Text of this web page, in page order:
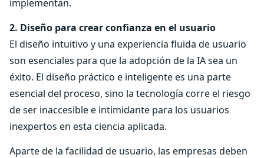
implementan.
2. Diseño para crear confianza en el usuario
El diseño intuitivo y una experiencia fluida de usuario
son esenciales para que la adopción de la IA sea un
éxito. El diseño práctico e inteligente es una parte
esencial del proceso, sino la tecnología corre el riesgo
de ser inaccesible e intimidante para los usuarios
inexpertos en esta ciencia aplicada.
Aparte de la facilidad de usuario, las empresas deben